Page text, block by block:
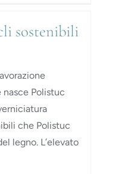
sostenibili
nasce Polistuc
che Polistuc
legno. L’elevato